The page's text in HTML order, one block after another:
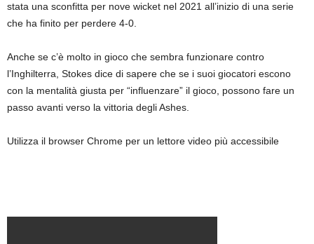
stata una sconfitta per nove wicket nel 2021 all’inizio di una serie
che ha finito per perdere 4-0.
Anche se c’è molto in gioco che sembra funzionare contro
l’Inghilterra, Stokes dice di sapere che se i suoi giocatori escono
con la mentalità giusta per “influenzare” il gioco, possono fare un
passo avanti verso la vittoria degli Ashes.
Utilizza il browser Chrome per un lettore video più accessibile